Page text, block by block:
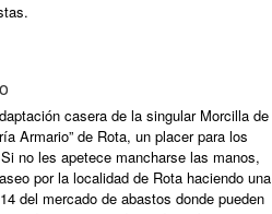
de 1,8 kg aprox.
casera de la singular Morcilla de
Armario” de Rota, un placer para los
no les apetece mancharse las manos,
por la localidad de Rota haciendo una
del mercado de abastos donde pueden